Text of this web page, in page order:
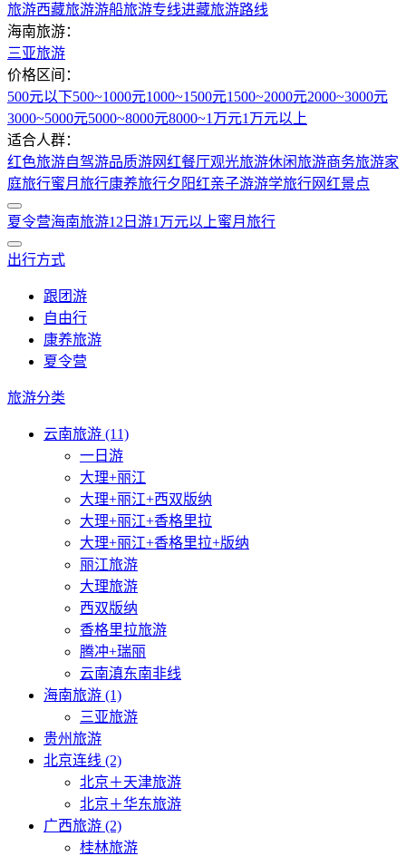
旅游西藏旅游游船旅游专线进藏旅游路线
海南旅游：
三亚旅游
价格区间：
500元以下500~1000元1000~1500元1500~2000元2000~3000元
3000~5000元5000~8000元8000~1万元1万元以上
适合人群：
红色旅游自驾游品质游网红餐厅观光旅游休闲旅游商务旅游家
庭旅行蜜月旅行康养旅行夕阳红亲子游游学旅行网红景点
夏令营海南旅游12日游1万元以上蜜月旅行
出行方式
跟团游
自由行
康养旅游
夏令营
旅游分类
云南旅游 (11)
一日游
大理+丽江
大理+丽江+西双版纳
大理+丽江+香格里拉
大理+丽江+香格里拉+版纳
丽江旅游
大理旅游
西双版纳
香格里拉旅游
腾冲+瑞丽
云南滇东南非线
海南旅游 (1)
三亚旅游
贵州旅游
北京连线 (2)
北京＋天津旅游
北京＋华东旅游
广西旅游 (2)
桂林旅游